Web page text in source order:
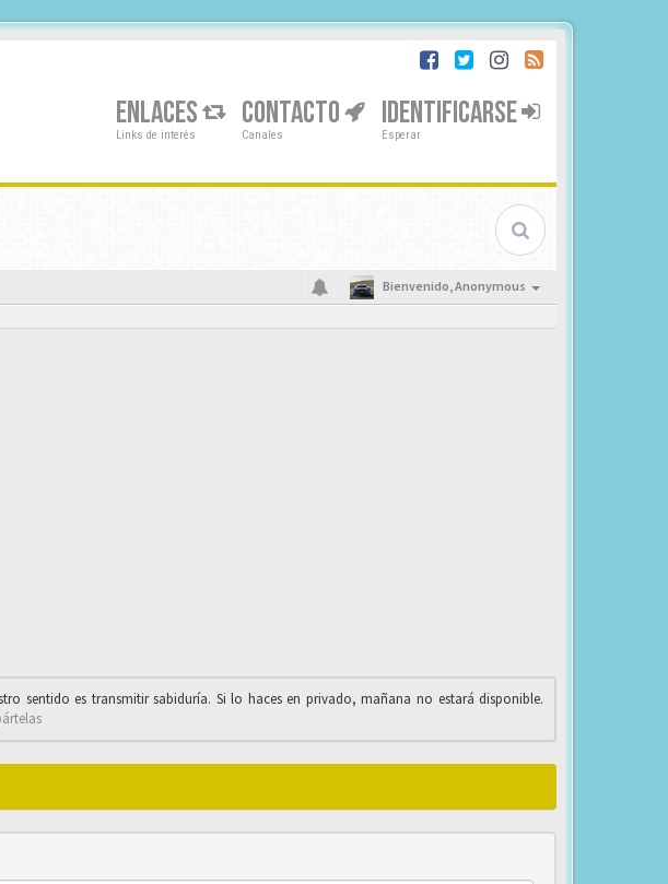
ENLACES
Links de interés
CONTACTO
Canales
IDENTIFICARSE
Esperar
Bienvenido,Anonymous
sentido es transmitir sabiduría. Si lo haces en privado, mañana no estará disponible.